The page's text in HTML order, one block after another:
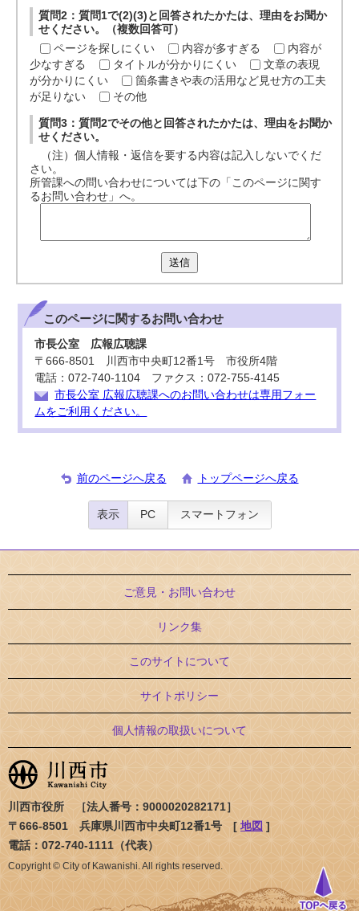
質問2：質問1で(2)(3)と回答されたかたは、理由をお聞か
せください。（複数回答可）
ページを探しにくい
内容が多すぎる
内容が
少なすぎる
タイトルが分かりにくい
文章の表現
が分かりにくい
箇条書きや表の活用など見せ方の工夫
が足りない
その他
質問3：質問2でその他と回答されたかたは、理由をお聞か
せください。
（注）個人情報・返信を要する内容は記入しないでくだ
さい。
所管課への問い合わせについては下の「このページに関す
るお問い合わせ」へ。
送信
このページに関するお問い合わせ
市長公室 広報広聴課
〒666-8501 川西市中央町12番1号 市役所4階
電話：072-740-1104 ファクス：072-755-4145
市長公室 広報広聴課へのお問い合わせは専用フォー
ムをご利用ください。
前のページへ戻る トップページへ戻る
表示 PC スマートフォン
ご意見・お問い合わせ
リンク集
このサイトについて
サイトポリシー
個人情報の取扱いについて
川西市役所 ［法人番号：9000020282171］
〒666-8501 兵庫県川西市中央町12番1号 [ 地図 ]
電話：072-740-1111（代表）
Copyright © City of Kawanishi. All rights reserved.